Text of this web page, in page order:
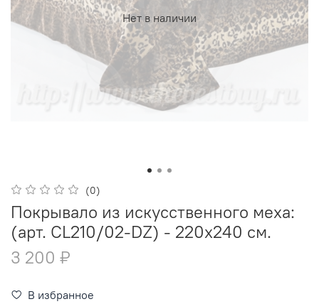
Нет в наличии
(0)
Покрывало из искусственного меха:
(арт. CL210/02-DZ) - 220х240 см.
3 200 ₽
В избранное